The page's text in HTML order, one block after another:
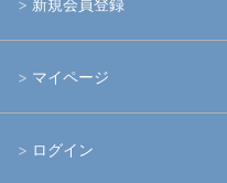
アームシステム
アクションカメラ(GoPro等)
新規会員登録
マイページ
ログイン